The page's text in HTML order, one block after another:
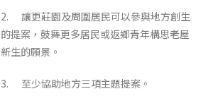
2. 讓更莊園及周圍居民可以參與地方創生
的提案，鼓舞更多居民或返鄉青年構思老屋
新生的願景。
3. 至少協助地方三項主題提案。